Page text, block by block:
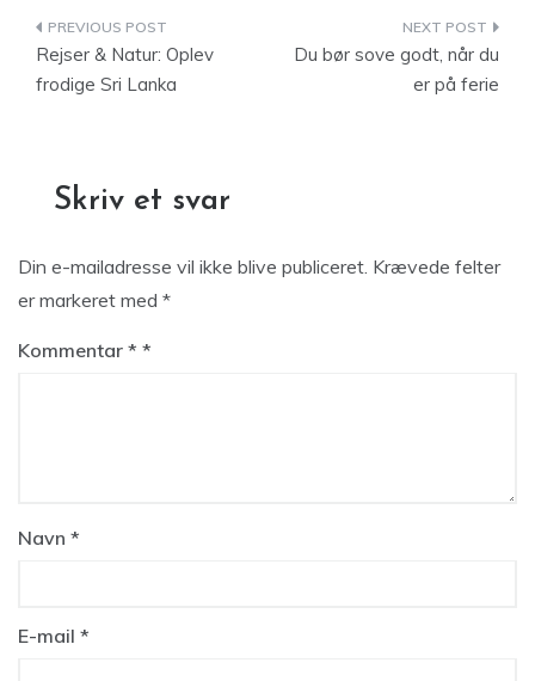
Indlægsnavigation
Rejser & Natur: Oplev
frodige Sri Lanka
Du bør sove godt, når du
er på ferie
Skriv et svar
Din e-mailadresse vil ikke blive publiceret. Krævede felter
er markeret med *
Kommentar *
Navn *
E-mail *